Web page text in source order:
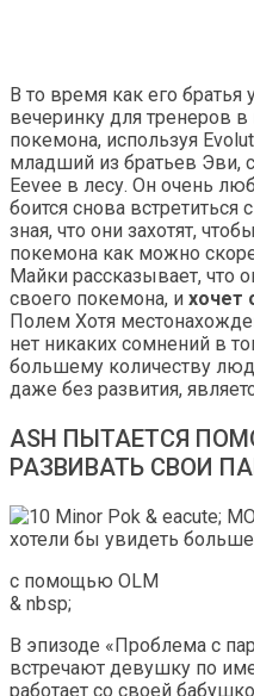
В то время как его
вечеринку для тренеров
покемона, используя
младший из братьев Эви,
Eevee в лесу. Он очень
боится снова
зная, что они захотят,
покемона как можно
Майки рассказывает, что
своего покемона, и хочет
Полем Хотя
нет никаких сомнений в
большему количеству
даже без развития,
ASH ПЫТАЕТСЯ
РАЗВИВАТЬ СВОИ
с помощью OLM
& nbsp;
В эпизоде ​​«Проблема с
встречают девушку по
работает со своей